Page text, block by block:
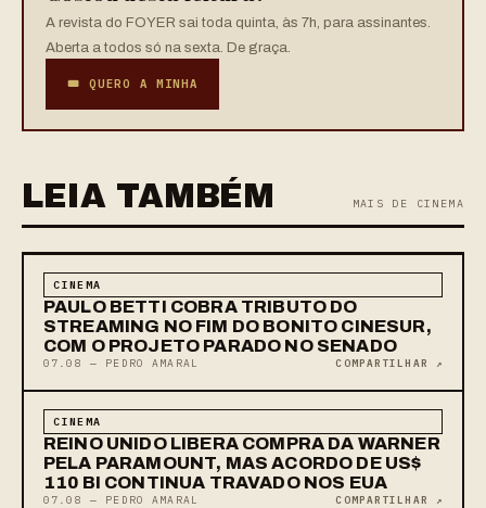
A revista do FOYER sai toda quinta, às 7h, para assinantes.
Aberta a todos só na sexta. De graça.
🎟 QUERO A MINHA
LEIA TAMBÉM MAIS DE CINEMA
CINEMA
PAULO BETTI COBRA TRIBUTO DO
STREAMING NO FIM DO BONITO CINESUR,
COM O PROJETO PARADO NO SENADO
07.08 — PEDRO AMARAL COMPARTILHAR ↗
CINEMA
REINO UNIDO LIBERA COMPRA DA WARNER
PELA PARAMOUNT, MAS ACORDO DE US$
110 BI CONTINUA TRAVADO NOS EUA
07.08 — PEDRO AMARAL COMPARTILHAR ↗